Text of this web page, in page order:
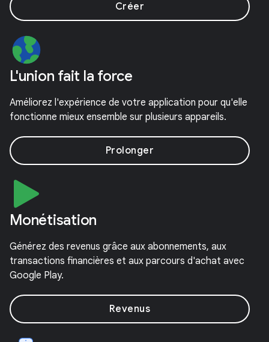
Créer
L'union fait la force
Améliorez l'expérience de votre application pour qu'elle
fonctionne mieux ensemble sur plusieurs appareils.
Prolonger
Monétisation
Générez des revenus grâce aux abonnements, aux
transactions financières et aux parcours d'achat avec
Google Play.
Revenus